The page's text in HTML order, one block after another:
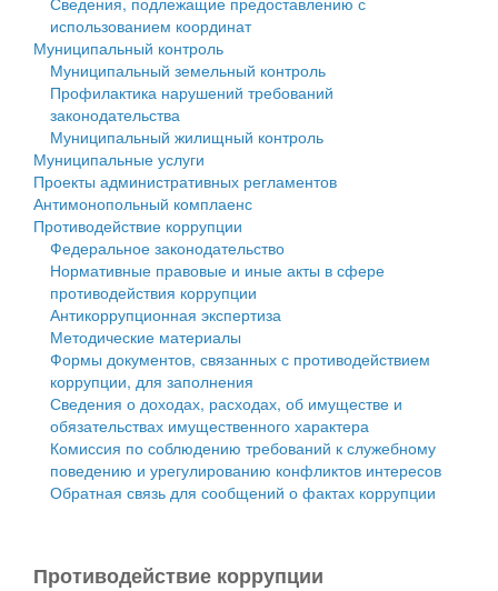
Противодействие коррупции
Контрольно-счетная палата
Персональные данные
Оценка регулирующего воздействия
Деятельность МУ
Нормативы градостроительного проектирования
Правила землепользования и застройки
Генеральные планы
Проекты планировки территории
Собрание депутатов
Городское поселение
Сельские поселения
использованием координат
Муниципальный контроль
Муниципальный земельный контроль
Профилактика нарушений требований
законодательства
Муниципальный жилищный контроль
Муниципальные услуги
Проекты административных регламентов
Антимонопольный комплаенс
Противодействие коррупции
Федеральное законодательство
Нормативные правовые и иные акты в сфере
противодействия коррупции
Антикоррупционная экспертиза
Методические материалы
Формы документов, связанных с противодействием
коррупции, для заполнения
Сведения о доходах, расходах, об имуществе и
обязательствах имущественного характера
Комиссия по соблюдению требований к служебному
поведению и урегулированию конфликтов интересов
Обратная связь для сообщений о фактах коррупции
Противодействие коррупции